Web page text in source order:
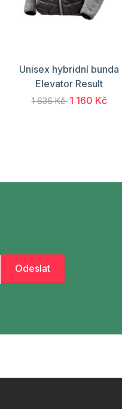
Unisex hybridní bunda
Elevator Result
1 636 Kč 1 160 Kč